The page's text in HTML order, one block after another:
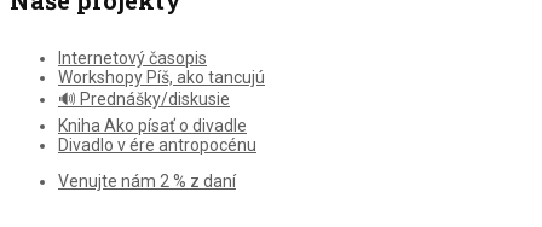
Internetový časopis
Workshopy Píš, ako tancujú
🔊 Prednášky/diskusie
Kniha Ako písať o divadle
Divadlo v ére antropocénu
Venujte nám 2 % z daní